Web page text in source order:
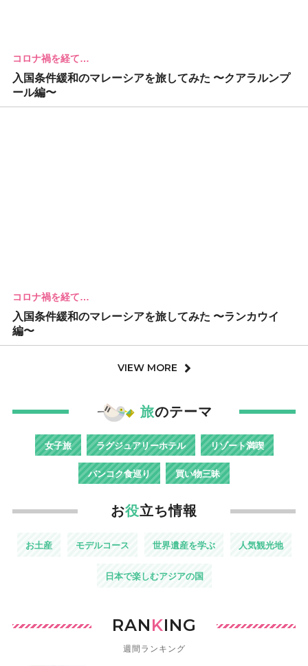
コロナ禍を経て…
入国条件緩和のマレーシアを旅してみた 〜クアラルンプ
ール編〜
コロナ禍を経て…
入国条件緩和のマレーシアを旅してみた 〜ランカウイ
編〜
VIEW MORE
旅のテーマ
女子旅 ラグジュアリーホテル リゾート満喫
バンコク食巡り 買い物三昧
お役立ち情報
お土産 モデルコース 世界遺産を学ぶ 人気観光地
日本で楽しむアジアの国
RANKING
週間ランキング